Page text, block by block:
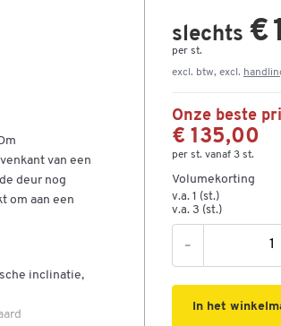
van een
deur nog
om aan een
inclinatie,
slechts €
per st.
excl. btw, excl.
Onze beste
€ 135,00
per st. vanaf 3 st.
Volumekorting
v.a. 1 (st.)
v.a. 3 (st.)
-
In het